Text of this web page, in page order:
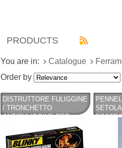
PRODUCTS
You are in: Catalogue
Order by
DISTRUTTORE FULIGGINE
/ TRONCHETTO
ANTIFULIGGINE PER
CAMINI 1200 GR - BLINKY -
BLINKY